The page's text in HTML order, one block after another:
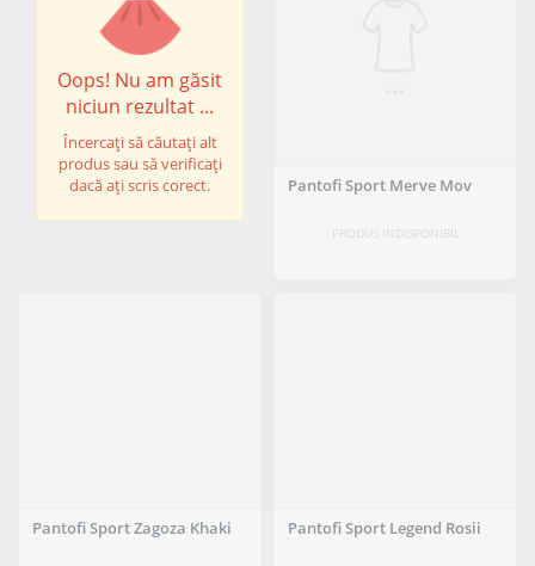
Oops! Nu am găsit
niciun rezultat ...
Încercați să căutați alt
produs sau să verificați
dacă ați scris corect.
Pantofi Sport Merve Mov
PRODUS INDISPONIBIL
Pantofi Sport Zagoza Khaki Pantofi Sport Legend Rosii